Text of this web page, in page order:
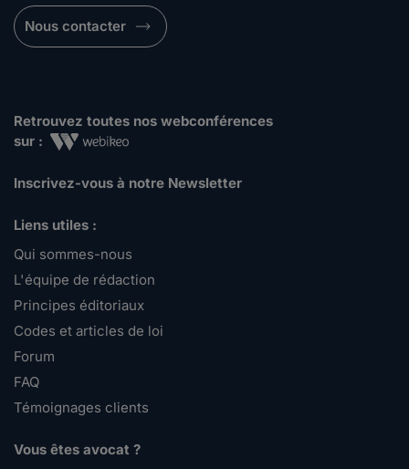
Nous contacter
Retrouvez toutes nos webconférences
sur :
Inscrivez-vous à notre Newsletter
Liens utiles :
Qui sommes-nous
L'équipe de rédaction
Principes éditoriaux
Codes et articles de loi
Forum
FAQ
Témoignages clients
Vous êtes avocat ?